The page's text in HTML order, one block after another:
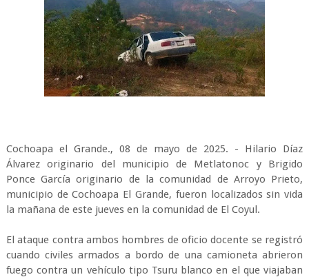
Cochoapa el Grande., 08 de mayo de 2025. - Hilario Díaz
Álvarez originario del municipio de Metlatonoc y Brigido
Ponce García originario de la comunidad de Arroyo Prieto,
municipio de Cochoapa El Grande, fueron localizados sin vida
la mañana de este jueves en la comunidad de El Coyul.
El ataque contra ambos hombres de oficio docente se registró
cuando civiles armados a bordo de una camioneta abrieron
fuego contra un vehículo tipo Tsuru blanco en el que viajaban